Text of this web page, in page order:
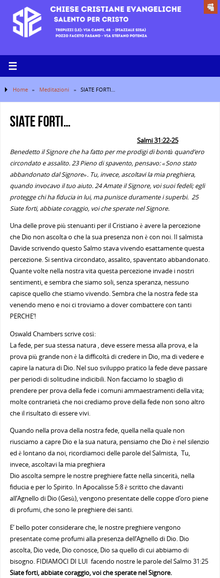
Home » Meditazioni » SIATE FORTI…
SIATE FORTI…
Salmi 31:22‭-‬25
Benedetto il Signore che ha fatto per me prodigi di bontà quand’ero
circondato e assalito. 23 Pieno di spavento, pensavo: «Sono stato
abbandonato dal Signore». Tu, invece, ascoltavi la mia preghiera,
quando invocavo il tuo aiuto. 24 Amate il Signore, voi suoi fedeli; egli
protegge chi ha fiducia in lui, ma punisce duramente i superbi. 25
Siate forti, abbiate coraggio, voi che sperate nel Signore.
Una delle prove più stenuanti per il Cristiano è avere la percezione
che Dio non ascolta o che la sua presenza non è con noi. Il salmista
Davide scrivendo questo Salmo stava vivendo esattamente questa
percezione. Si sentiva circondato, assalito, spaventato abbandonato.
Quante volte nella nostra vita questa percezione invade i nostri
sentimenti, e sembra che siamo soli, senza speranza, nessuno
capisce quello che stiamo vivendo. Sembra che la nostra fede sta
venendo meno e noi ci troviamo a dover combattere con tanti
PERCHE’!
Oswald Chambers scrive così:
La fede, per sua stessa natura , deve essere messa alla prova, e la
prova più grande non è la difficoltà di credere in Dio, ma di vedere e
capire la natura di Dio. Nel suo sviluppo pratico la fede deve passare
per periodi di solitudine indicibili. Non facciamo lo sbaglio di
prendere per prova della fede i comuni ammaestramenti della vita;
molte contrarietà che noi crediamo prove della fede non sono altro
che il risultato di essere vivi.
Quando nella prova della nostra fede, quella nella quale non
riusciamo a capre Dio e la sua natura, pensiamo che Dio è nel silenzio
ed è lontano da noi, ricordiamoci delle parole del Salmista, Tu,
invece, ascoltavi la mia preghiera
Dio ascolta sempre le nostre preghiere fatte nella sincerità, nella
fiducia e per lo Spirito. In Apocalisse 5:8 è scritto che davanti
all’Agnello di Dio (Gesù), vengono presentate delle coppe d’oro piene
di profumi, che sono le preghiere dei santi.
E’ bello poter considerare che, le nostre preghiere vengono
presentate come profumi alla presenza dell’Agnello di Dio. Dio
ascolta, Dio vede, Dio conosce, Dio sa quello di cui abbiamo di
bisogno. FIDIAMOCI DI LUI facendo nostre le parole del Salmo 31:25
Siate forti, abbiate coraggio, voi che sperate nel Signore.